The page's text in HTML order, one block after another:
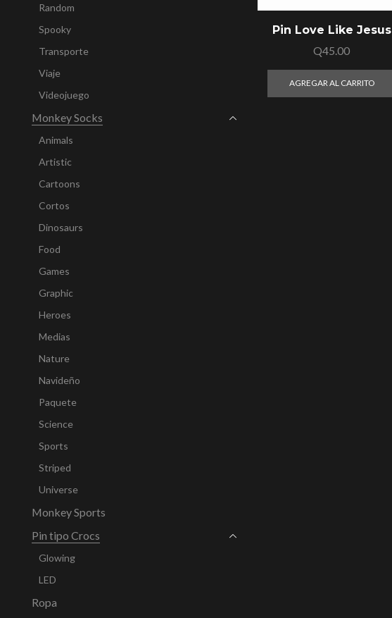
Pin Love Like Jesus
Q45.00
AGREGAR AL CARRITO
Random
Spooky
Transporte
Viaje
Videojuego
Monkey Socks
Animals
Artistic
Cartoons
Cortos
Dinosaurs
Food
Games
Graphic
Heroes
Medias
Nature
Navideño
Paquete
Science
Sports
Striped
Universe
Monkey Sports
Pin tipo Crocs
Glowing
LED
Ropa